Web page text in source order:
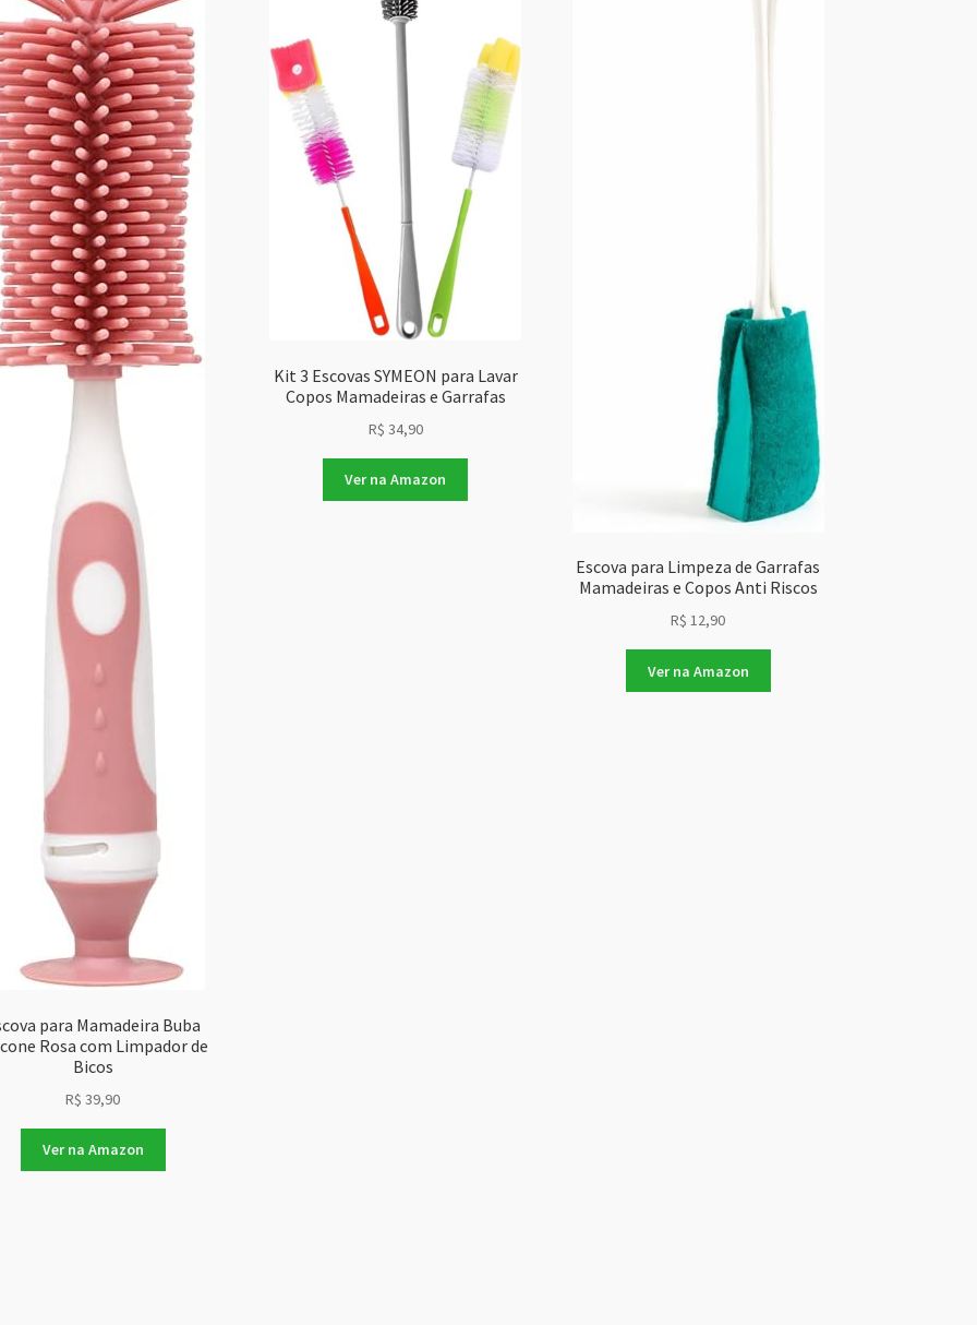
para Mamadeira Buba
Rosa com Limpador de
Bicos
R$ 39,90
Ver na Amazon
Kit 3 Escovas SYMEON para Lavar
Copos Mamadeiras e Garrafas
R$ 34,90
Ver na Amazon
Escova para Limpeza de Garrafas
Mamadeiras e Copos Anti Riscos
R$ 12,90
Ver na Amazon